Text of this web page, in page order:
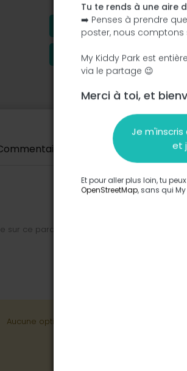
J'ajoute le nom
J'ajoute une description
Ajouter un
sur ce parc.
Aucune option n'a été entrée sur ce parc.
Tu te rends à une aire
➡️ Penses à prendre
poster, nous comptons
My Kiddy Park est
via le partage 😉
Merci à toi, et
Je m'inscris
et
Et pour aller plus loin, tu
OpenStreetMap, sans qui